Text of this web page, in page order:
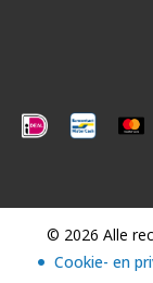
© 2026 Alle
Cookie- en